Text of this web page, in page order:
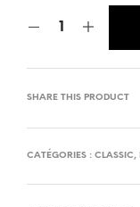
SHARE THIS PRODUCT
CATÉGORIES : CLASSIC,